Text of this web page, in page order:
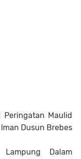
Peringatan Maulid
Dusun Brebes
Dalam